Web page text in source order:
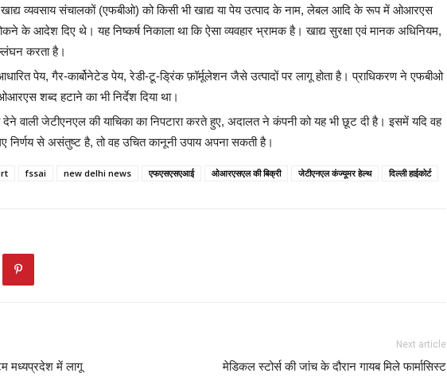
व्यवसाय संचालकों (एफबीओ) को किसी भी खाद्य या पेय उत्पाद के नाम, लेबल आदि के रूप में ओआरएस
के आदेश दिए थे। यह निष्कर्ष निकाला था कि ऐसा व्यवहार भ्रामक है। खाद्य सुरक्षा एवं मानक अधिनियम,
करता है।
पेय, गैर-कार्बोनेटेड पेय, रेडी-टू-ड्रिंक फ़ॉर्मूलेशन जैसे उत्पादों पर लागू होता है। प्राधिकरण ने एफबीओ
शब्द हटाने का भी निर्देश दिया था।
देने वाली जेटीएनएल की याचिका का निपटारा करते हुए, अदालत ने कंपनी को यह भी छूट दी है। इसमें यदि वह
निर्णय से असंतुष्ट है, तो वह उचित कानूनी उपाय अपना सकती है।
fssai new delhi news एफएसएसएआई ओआरएसएल की बिक्री जेटीएनएल कंज्यूमर हेल्थ दिल्ली हाईकोर्ट
मध्यप्रदेश में लागू
Next article
मेडिकल स्टोर्स की जांच के दौरान गायब मिले फार्मासिस्ट